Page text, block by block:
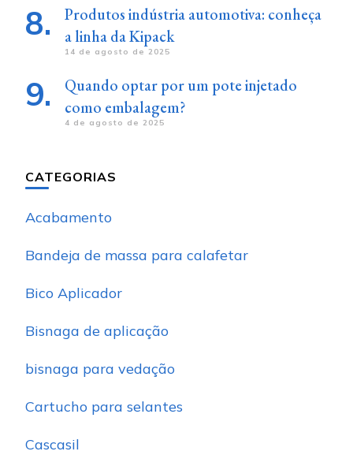
Produtos indústria automotiva: conheça
a linha da Kipack
14 de agosto de 2025
Quando optar por um pote injetado
como embalagem?
4 de agosto de 2025
CATEGORIAS
Acabamento
Bandeja de massa para calafetar
Bico Aplicador
Bisnaga de aplicação
bisnaga para vedação
Cartucho para selantes
Cascasil